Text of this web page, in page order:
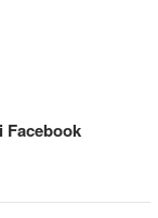
Facebook